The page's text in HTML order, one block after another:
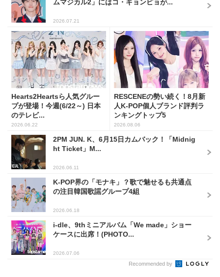
ムマジカル2」にはコ・ギョンピョが...
2026.07.21
Hearts2Heartsら人気グルー
プが登場！今週(6/22～) 日本
のテレビ...
2026.06.22
RESCENEの勢い続く！8月新
人K-POP個人ブランド評判ラ
ンキングトップ5
2026.08.06
2PM JUN. K、6月15日カムバック！「Midnig
ht Ticket」M...
2026.06.11
K-POP界の「モナキ」？歌で魅せるも共通点
の注目韓国歌謡グループ4組
2026.06.18
i-dle、9thミニアルバム「We made」ショー
ケースに出席！(PHOTO...
2026.07.06
Recommended by